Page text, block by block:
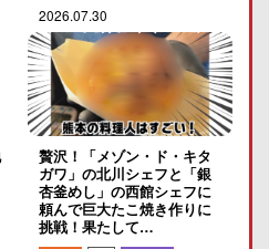
2026.07.30
贅沢！「メゾン・ド・キタ
ガワ」の北川シェフと「銀
杏釜めし」の西館シェフに
頼んで巨大たこ焼き作りに
挑戦！果たして…